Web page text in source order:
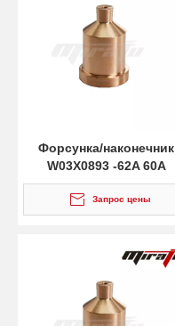
Форсунка/наконечник
W03X0893 -62A 60A
Запрос цены